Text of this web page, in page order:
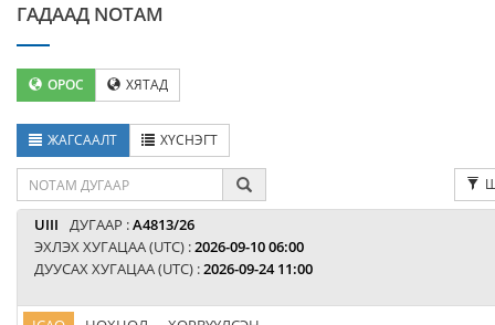
ГАДААД NOTAM
ОРОС ХЯТАД
ЖАГСААЛТ ХҮСНЭГТ
UIII ДУГААР :A4813/26
ЭХЛЭХ ХУГАЦАА (UTC) :2026-09-10 06:00
ДУУСАХ ХУГАЦАА (UTC) :2026-09-24 11:00